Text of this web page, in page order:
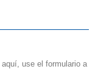
use el formulario a